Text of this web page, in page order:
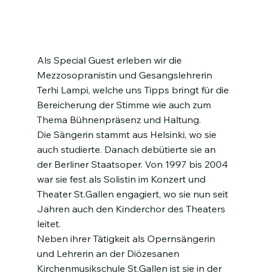
Als Special Guest erleben wir die
Mezzosopranistin und Gesangslehrerin
Terhi Lampi, welche uns Tipps bringt für die
Bereicherung der Stimme wie auch zum
Thema Bühnenpräsenz und Haltung.
Die Sängerin stammt aus Helsinki, wo sie
auch studierte. Danach debütierte sie an
der Berliner Staatsoper. Von 1997 bis 2004
war sie fest als Solistin im Konzert und
Theater St.Gallen engagiert, wo sie nun seit
Jahren auch den Kinderchor des Theaters
leitet.
Neben ihrer Tätigkeit als Opernsängerin
und Lehrerin an der Diözesanen
Kirchenmusikschule St.Gallen ist sie in der